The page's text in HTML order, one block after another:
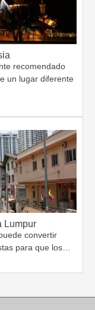
recomendado
un lugar diferente
Lumpur
convertir
para que los…